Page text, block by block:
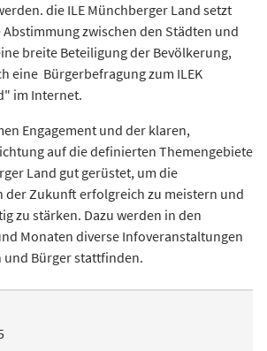
die ILE Münchberger Land setzt
zwischen den Städten und
breite Beteiligung der Bevölkerung,
eine Bürgerbefragung zum ILEK
im Internet.
Engagement und der klaren,
auf die definierten Themengebiete
Land gut gerüstet, um die
der Zukunft erfolgreich zu meistern und
zu stärken. Dazu werden in den
Monaten diverse Infoveranstaltungen
Bürger stattfinden.